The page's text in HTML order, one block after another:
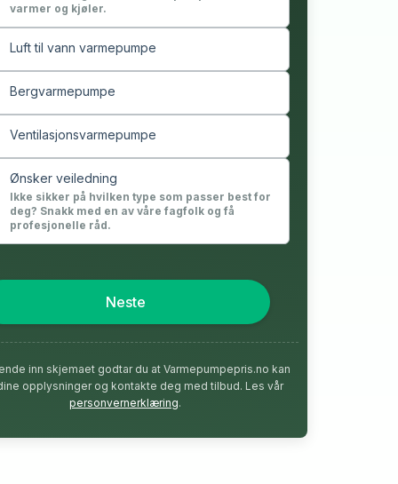
varmer og kjøler.
Luft til vann varmepumpe
Bergvarmepumpe
Ventilasjonsvarmepumpe
Ønsker veiledning
Ikke sikker på hvilken type som passer best for
deg? Snakk med en av våre fagfolk og få
profesjonelle råd.
Neste
inn skjemaet godtar du at Varmepumpepris.no kan
opplysninger og kontakte deg med tilbud. Les vår
personvernerklæring.